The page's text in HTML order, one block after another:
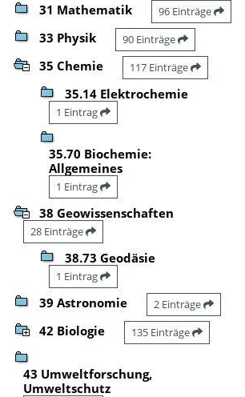
31 Mathematik 96 Einträge
33 Physik 90 Einträge
35 Chemie 117 Einträge
35.14 Elektrochemie
1 Eintrag
35.70 Biochemie:
Allgemeines
1 Eintrag
38 Geowissenschaften
28 Einträge
38.73 Geodäsie
1 Eintrag
39 Astronomie 2 Einträge
42 Biologie 135 Einträge
43 Umweltforschung,
Umweltschutz